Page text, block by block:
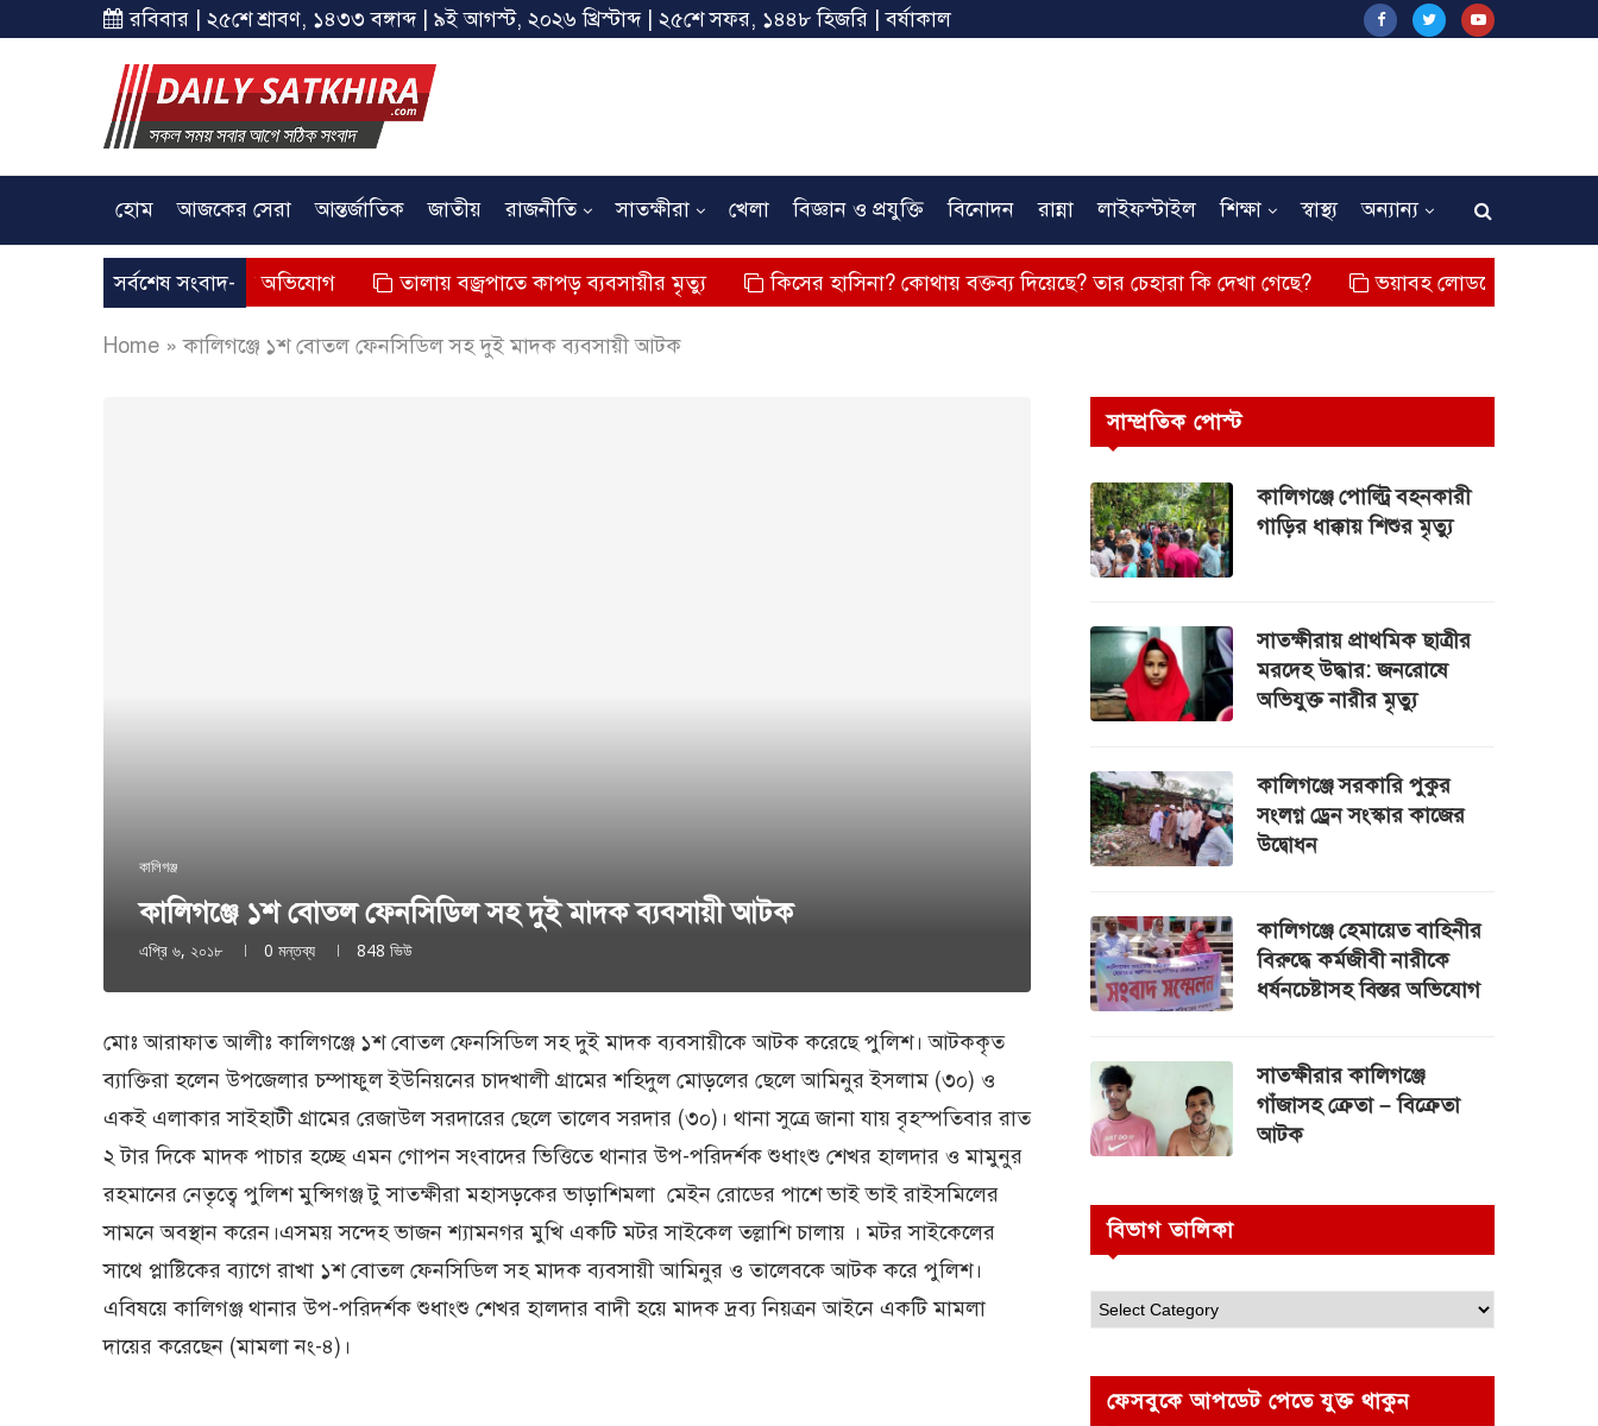
রবিবার | ২৫শে শ্রাবণ, ১৪৩৩ বঙ্গাব্দ | ৯ই আগস্ট, ২০২৬ খ্রিস্টাব্দ | ২৫শে সফর, ১৪৪৮ হিজরি | বর্ষাকাল
হোম আজকের সেরা আন্তর্জাতিক জাতীয় রাজনীতি সাতক্ষীরা খেলা বিজ্ঞান ও প্রযুক্তি বিনোদন রান্না লাইফস্টাইল শিক্ষা স্বাস্থ্য অন্যান্য
সর্বশেষ সংবাদ-
এক জনের মৃত্যুর অভিযোগ তালায় বজ্রপাতে কাপড় ব্যবসায়ীর মৃত্যু কিসের হাসিনা? কোথায় বক্তব্য দিয়েছে? তার চেহারা কি দেখা গেছে? ভয়াবহ লোডশেডিং, বিদ্যুত – গ্যাসের
Home »কা‌লিগ‌ঞ্জে ১শ বোতল ফেন‌সি‌ডিল সহ দুই মাদক ব্যবসায়ী আটক
কালিগঞ্জ
কা‌লিগ‌ঞ্জে ১শ বোতল ফেন‌সি‌ডিল সহ দুই মাদক ব্যবসায়ী আটক
এপ্রি ৬, ২০১৮ 0 মন্তব্য 848 ভিউ
মোঃ আরাফাত আলীঃ কা‌লিগঞ্জ‌ে ১শ বোতল ফেন‌সি‌ডিল সহ দুই মাদক ব্যবসায়ী‌কে আটক ক‌রে‌ছে পু‌লিশ। আটককৃত
ব্যা‌ক্তিরা হ‌লেন উপ‌জেলার চম্পাফুল ইউনিয়‌নের চাদখালী গ্রা‌মের শ‌হিদুল মোড়‌লের ছে‌লে আমিনুর ইসলাম (৩০) ও
একই এলাকার সাইহাটী গ্রা‌মের রেজাউল সরদা‌রের ছে‌লে তা‌লেব সরদার (৩০)। থানা সু‌ত্রে জানা যায় বৃহস্প‌তিবার রাত
২ টার দি‌কে মাদ‌ক পাচার হ‌চ্ছে এমন গোপন সংবা‌দের ভি‌ত্তি‌তে থানার উপ-প‌রিদর্শক শুধাংশু শেখর হালদার ও মামুনুর
রহমা‌নের নেতৃ‌ত্বে পু‌লিশ মু‌ন্সিগঞ্জ টু সাতক্ষীরা মহাসড়‌কের ভাড়‌া‌শিমলা ‌ মেইন রো‌ডের পা‌শে ভাই ভাই রাইসমি‌লের
সাম‌নে অবস্থান কর‌েন।এসময় স‌ন্দেহ ভাজন শ্যামনগর মুখি এক‌টি মটর সাই‌কেল তল্লা‌শি চালায় । মটর সাই‌কে‌লের
সা‌থে প্লা‌ষ্টি‌কের ব্যা‌গে রাখা ১শ বোতল ফেন‌সি‌ডিল সহ মাদক ব্যবসায়ী আমিনুর ও তা‌লেব‌কে আটক ক‌রে পু‌লিশ।
এবিষ‌য়ে কা‌লিগঞ্জ থানার উপ-প‌রিদর্শক শুধাংশু শেখর হালদার বাদী হ‌য়ে মাদক দ্রব্য নিয়ত্রন আইনে এক‌টি মামলা
দা‌য়ের ক‌রে‌ছেন (মামলা নং-৪)।
সাম্প্রতিক পোস্ট
কালিগঞ্জে পোল্ট্রি বহনকারী
গাড়ির ধাক্কায় শিশুর মৃত্যু
সাতক্ষীরায় প্রাথমিক ছাত্রীর
মরদেহ উদ্ধার: জনরোষে
অভিযুক্ত নারীর মৃত্যু
কালিগঞ্জে সরকারি পুকুর
সংলগ্ন ড্রেন সংস্কার কাজের
উদ্বোধন
কালিগঞ্জে হেমায়েত বাহিনীর
বিরুদ্ধে কর্মজীবী নারীকে
ধর্ষনচেষ্টাসহ বিস্তর অভিযোগ
সাতক্ষীরার কালিগঞ্জে
গাঁজাসহ ক্রেতা – বিক্রেতা
আটক
বিভাগ তালিকা
ফেসবুকে আপডেট পেতে যুক্ত থাকুন